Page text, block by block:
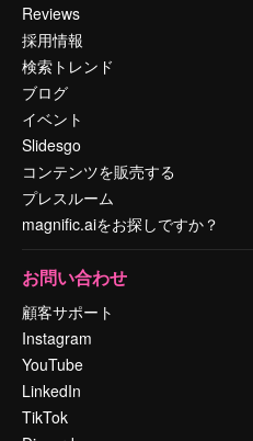
Reviews
採用情報
検索トレンド
ブログ
イベント
Slidesgo
コンテンツを販売する
プレスルーム
magnific.aiをお探しですか？
お問い合わせ
顧客サポート
Instagram
YouTube
LinkedIn
TikTok